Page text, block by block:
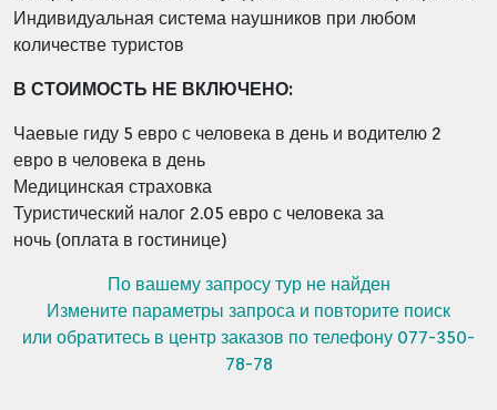
Индивидуальная система наушников при любом
количестве туристов
В СТОИМОСТЬ НЕ ВКЛЮЧЕНО:
Чаевые гиду 5 евро с человека в день и водителю 2
евро в человека в день
Медицинская страховка
Туристический налог 2.05 евро с человека за
ночь (оплата в гостинице)
По вашему запросу тур не найден
Измените параметры запроса и повторите поиск
или обратитесь в центр заказов по телефону 077-350-
78-78